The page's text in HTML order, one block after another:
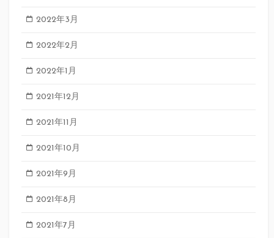
2022年3月
2022年2月
2022年1月
2021年12月
2021年11月
2021年10月
2021年9月
2021年8月
2021年7月